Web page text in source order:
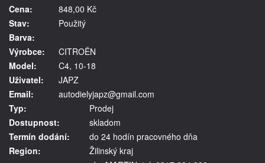
Cena:
848,00 Kč
Stav:
Použitý
Barva:
Výrobce:
CITROËN
Model:
C4, 10-18
Uživatel:
JAPZ
Email:
autodielyjapz@gmail.com
Typ:
Prodej
Dostupnost:
skladom
Termín dodání:
do 24 hodín pracovného dňa
Region:
Žilinský kraj